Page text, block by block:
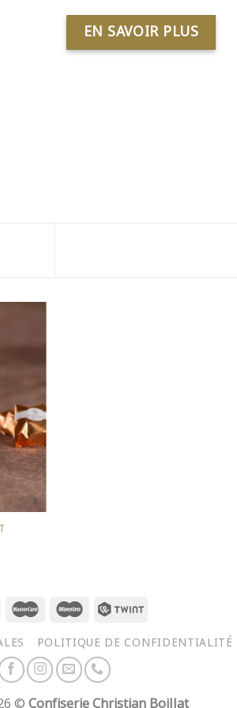
EN SAVOIR PLUS
POLITIQUE DE CONFIDENTIALITÉ
© Confiserie Christian Boillat